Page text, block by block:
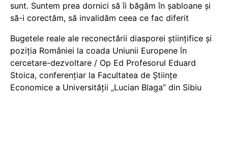
sunt. Suntem prea dornici să îi băgăm în șabloane și
să-i corectăm, să invalidăm ceea ce fac diferit
Bugetele reale ale reconectării diasporei științifice și
poziția României la coada Uniunii Europene în
cercetare-dezvoltare / Op Ed Profesorul Eduard
Stoica, conferențiar la Facultatea de Științe
Economice a Universității „Lucian Blaga” din Sibiu